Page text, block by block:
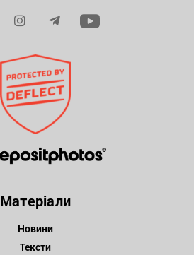
Матеріали
Новини
Тексти